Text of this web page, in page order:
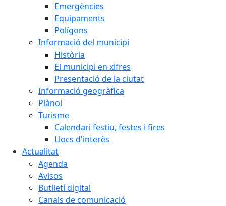
Emergències
Equipaments
Polígons
Informació del municipi
Història
El municipi en xifres
Presentació de la ciutat
Informació geogràfica
Plànol
Turisme
Calendari festiu, festes i fires
Llocs d'interès
Actualitat
Agenda
Avisos
Butlletí digital
Canals de comunicació